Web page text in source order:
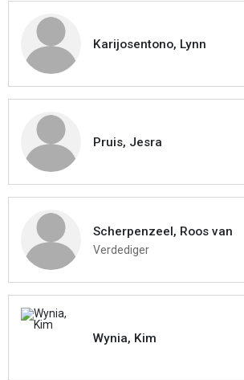
Karijosentono, Lynn
Pruis, Jesra
Scherpenzeel, Roos van
Verdediger
Wynia, Kim